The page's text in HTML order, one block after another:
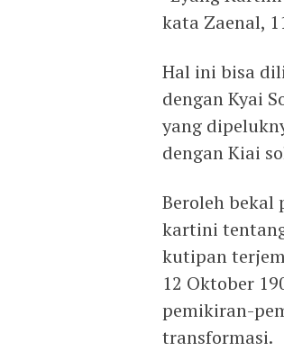
kata Zaenal,
Hal ini bisa
dengan Kyai
yang
dengan Kiai
Beroleh bekal
kartini
kutipan
12 Oktober
pemikiran-
transformasi.